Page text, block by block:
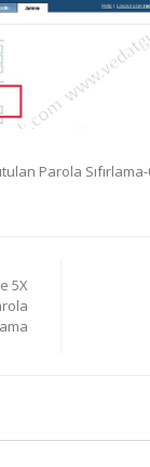
Parola Sıfırlama-
5X